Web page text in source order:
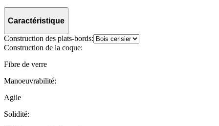
Caractéristique
Construction des plats-bords:
Construction de la coque:
Fibre de verre
Manoeuvrabilité:
Agile
Solidité: